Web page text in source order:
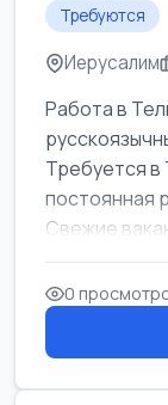
Требуются
Иерусалим
Работа в
Требуется
постоянная
Свежие
женщин от
0